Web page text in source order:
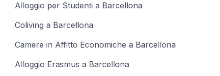
Alloggio per Studenti a Barcellona
Coliving a Barcellona
Camere in Affitto Economiche a Barcellona
Alloggio Erasmus a Barcellona